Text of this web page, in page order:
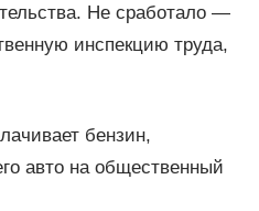
Не сработало —
инспекцию труда,
бензин,
авто на общественный